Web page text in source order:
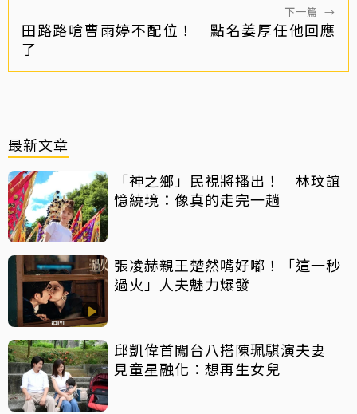
下一篇 →
田路路嗆曹雨婷不配位！ 點名姜厚任他回應
了
最新文章
「神之鄉」民視將播出！ 林玟誼
憶繞境：像真的走完一趟
張凌赫親王楚然嘴好嘟！「這一秒
過火」人夫魅力爆發
邱凱偉首闖台八搭陳珮騏演夫妻
見童星融化：想再生女兒